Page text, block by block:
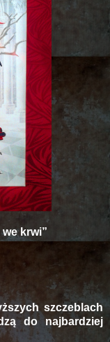
krwi”
szczeblach
do najbardziej